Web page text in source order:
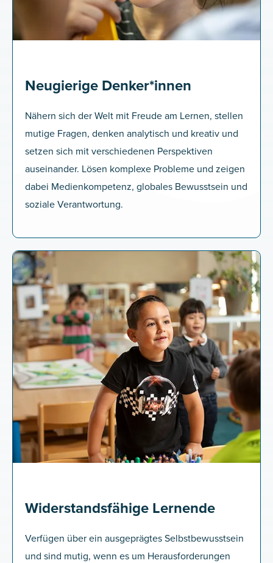
Neugierige Denker*innen
Nähern sich der Welt mit Freude am Lernen, stellen
mutige Fragen, denken analytisch und kreativ und
setzen sich mit verschiedenen Perspektiven
auseinander. Lösen komplexe Probleme und zeigen
dabei Medienkompetenz, globales Bewusstsein und
soziale Verantwortung.
Widerstandsfähige Lernende
Verfügen über ein ausgeprägtes Selbstbewusstsein
und sind mutig, wenn es um Herausforderungen